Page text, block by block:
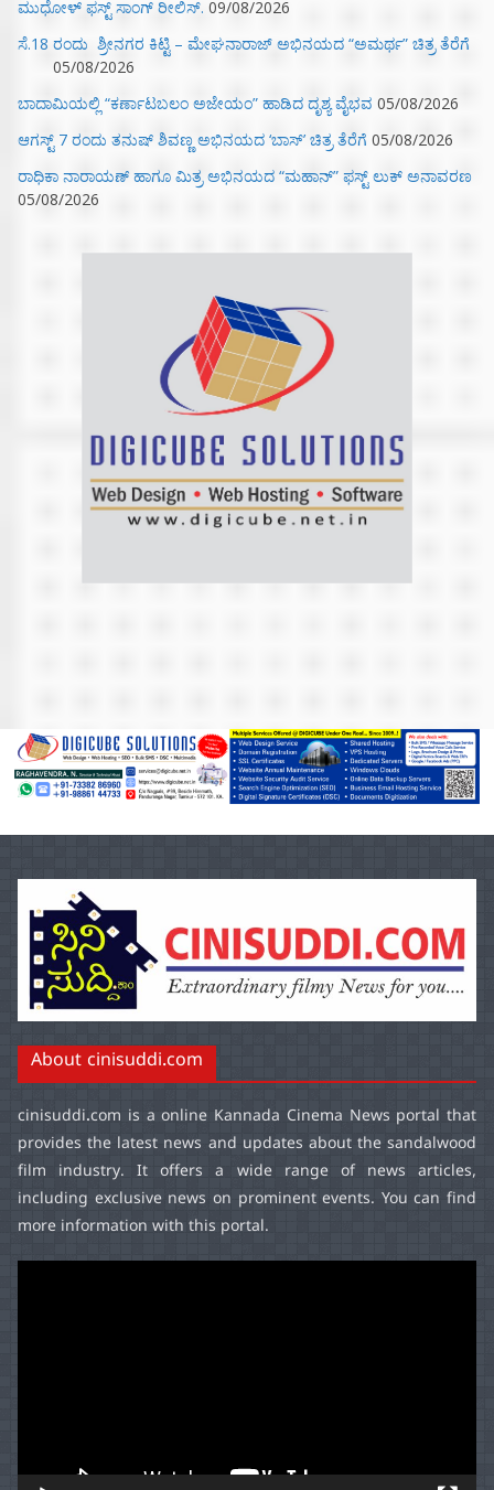
ಮುಧೋಳ್ ಫಸ್ಟ್ ಸಾಂಗ್ ರೀಲಿಸ್. 09/08/2026
ಸೆ.18 ರಂದು ಶ್ರೀನಗರ ಕಿಟ್ಟಿ – ಮೇಘನಾರಾಜ್ ಅಭಿನಯದ “ಅಮರ್ಥ” ಚಿತ್ರ ತೆರೆಗೆ
05/08/2026
ಬಾದಾಮಿಯಲ್ಲಿ “ಕರ್ಣಾಟಬಲಂ ಅಜೇಯಂ” ಹಾಡಿದ ದೃಶ್ಯ ವೈಭವ 05/08/2026
ಆಗಸ್ಟ್ 7 ರಂದು ತನುಷ್ ಶಿವಣ್ಣ ಅಭಿನಯದ ‘ಬಾಸ್’ ಚಿತ್ರ ತೆರೆಗೆ 05/08/2026
ರಾಧಿಕಾ ನಾರಾಯಣ್ ಹಾಗೂ ಮಿತ್ರ ಅಭಿನಯದ “ಮಹಾನ್” ಫಸ್ಟ್ ಲುಕ್ ಅನಾವರಣ
05/08/2026
About cinisuddi.com
cinisuddi.com is a online Kannada Cinema News portal that
provides the latest news and updates about the sandalwood
film industry. It offers a wide range of news articles,
including exclusive news on prominent events. You can find
more information with this portal.